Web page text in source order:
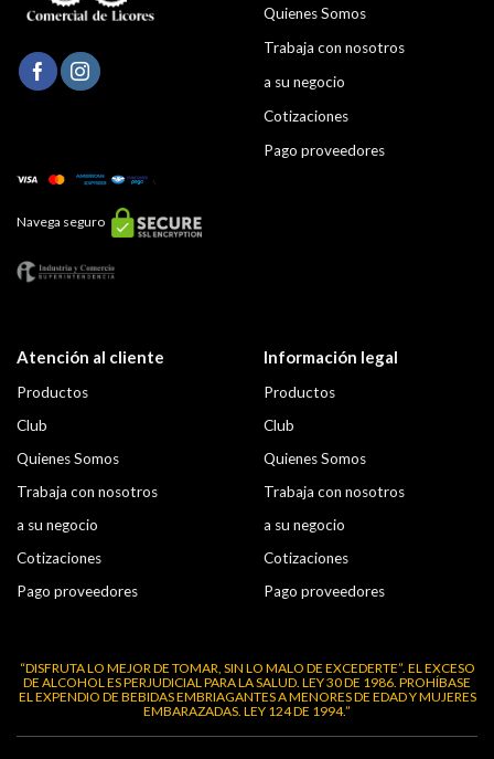
Navega seguro
Quienes Somos
Trabaja con nosotros
a su negocio
Cotizaciones
Pago proveedores
Atención al cliente
Productos
Club
Quienes Somos
Trabaja con nosotros
a su negocio
Cotizaciones
Pago proveedores
Información legal
Productos
Club
Quienes Somos
Trabaja con nosotros
a su negocio
Cotizaciones
Pago proveedores
“DISFRUTA LO MEJOR DE TOMAR, SIN LO MALO DE EXCEDERTE”. EL EXCESO
DE ALCOHOL ES PERJUDICIAL PARA LA SALUD. LEY 30 DE 1986. PROHÍBASE
EL EXPENDIO DE BEBIDAS EMBRIAGANTES A MENORES DE EDAD Y MUJERES
EMBARAZADAS. LEY 124 DE 1994.”